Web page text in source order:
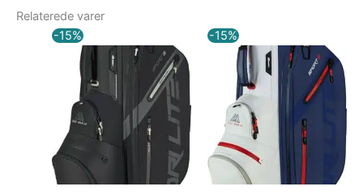
Relaterede varer
-15%
Den
oprindelige
pris
var:
1.999,00 kr..
aktuelle
pris
er:
1.699,15 kr..
-15%
Den
oprindelige
pris
var:
1.999,00 kr..
aktuelle
pris
er:
1.699,15 kr..